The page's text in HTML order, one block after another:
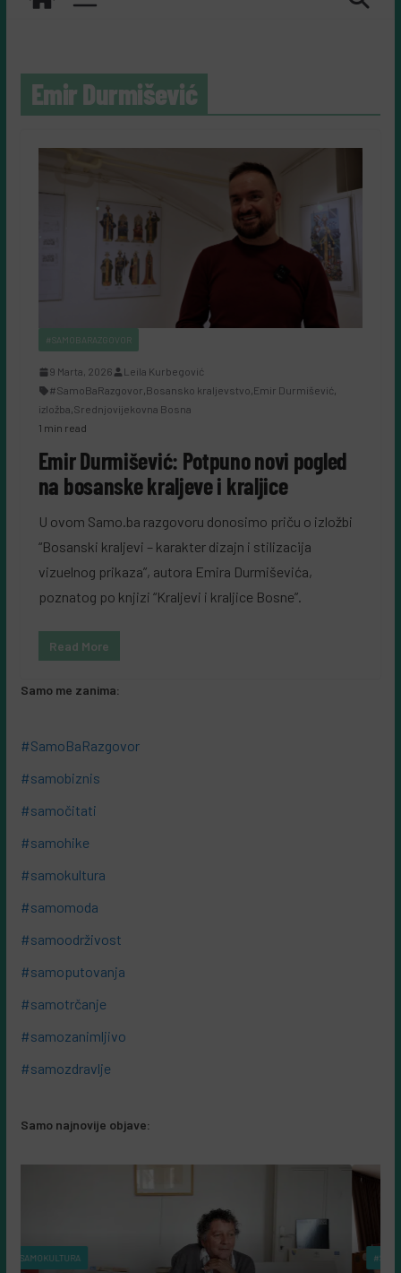
Emir Durmišević
#SAMOBARAZGOVOR
9 Marta, 2026
Leila Kurbegović
#SamoBaRazgovor,Bosansko kraljevstvo,Emir Durmišević,
izložba,Srednjovijekovna Bosna
1 min read
Emir Durmišević: Potpuno novi pogled
na bosanske kraljeve i kraljice
U ovom Samo.ba razgovoru donosimo priču o izložbi
“Bosanski kraljevi – karakter dizajn i stilizacija
vizuelnog prikaza”, autora Emira Durmiševića,
poznatog po knjizi “Kraljevi i kraljice Bosne”.
Read More
Samo me zanima:
#SamoBaRazgovor
#samobiznis
#samočitati
#samohike
#samokultura
#samomoda
#samoodrživost
#samoputovanja
#samotrčanje
#samozanimljivo
#samozdravlje
Samo najnovije objave:
#SAMOKULTURA